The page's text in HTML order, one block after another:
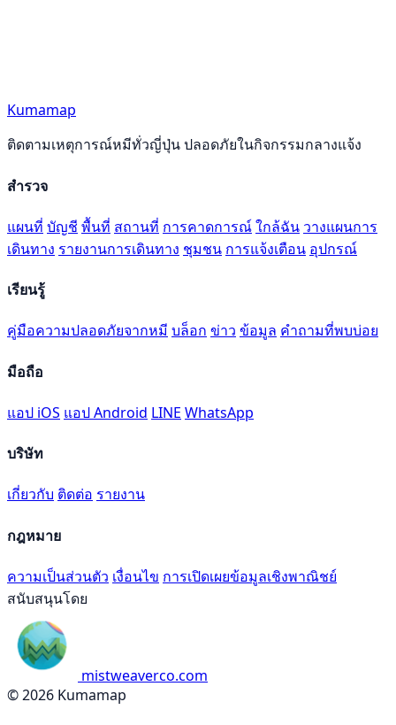
Kumamap
ติดตามเหตุการณ์หมีทั่วญี่ปุ่น ปลอดภัยในกิจกรรมกลางแจ้ง
สำรวจ
แผนที่ บัญชี พื้นที่ สถานที่ การคาดการณ์ใกล้ฉัน วางแผนการ
เดินทาง รายงานการเดินทาง ชุมชน การแจ้งเตือน อุปกรณ์
เรียนรู้
คู่มือความปลอดภัยจากหมี บล็อก ข่าว ข้อมูล คำถามที่พบบ่อย
มือถือ
แอป iOS แอป Android LINE WhatsApp
บริษัท
เกี่ยวกับ ติดต่อ รายงาน
กฎหมาย
ความเป็นส่วนตัว เงื่อนไข การเปิดเผยข้อมูลเชิงพาณิชย์
สนับสนุนโดย
mistweaverco.com
© 2026 Kumamap